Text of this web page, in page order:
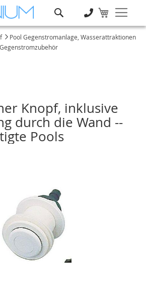
Pool Gegenstromanlage, Wasserattraktionen
Gegenstromzubehör
Knopf, inklusive
durch die Wand --
Pools